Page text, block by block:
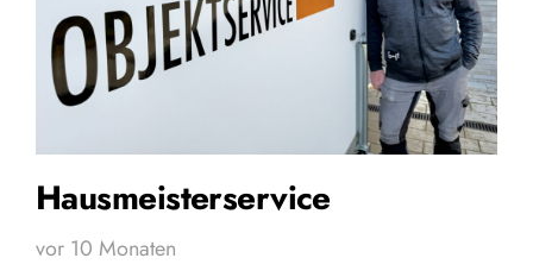
Hausmeisterservice
vor 10 Monaten